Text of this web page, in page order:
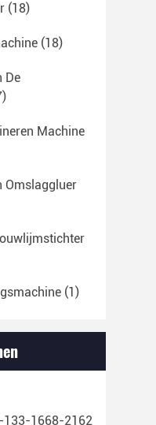
(18)
(18)
De
Machine
Omslaggluer
(1)
133-1668-2162